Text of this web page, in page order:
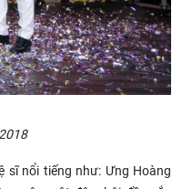
sĩ nổi tiếng như: Ưng Hoàng